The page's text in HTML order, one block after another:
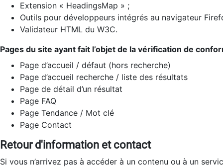
Extension « HeadingsMap » ;
Outils pour développeurs intégrés au navigateur
Validateur HTML du W3C.
Pages du site ayant fait l’objet de la vérification de
Page d’accueil / défaut (hors recherche)
Page d’accueil recherche / liste des résultats
Page de détail d’un résultat
Page FAQ
Page Tendance / Mot clé
Page Contact
Retour d'information et contact
Si vous n’arrivez pas à accéder à un contenu ou à un